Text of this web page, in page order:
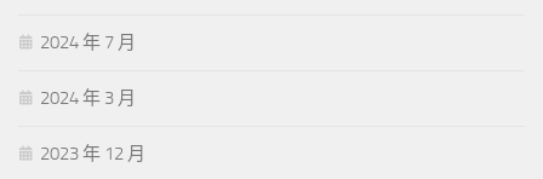
2024 年 7 月
2024 年 3 月
2023 年 12 月